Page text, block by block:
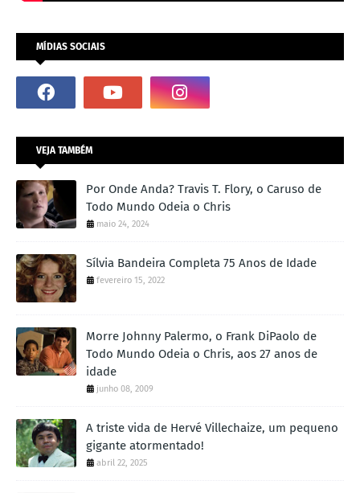
MÍDIAS SOCIAIS
VEJA TAMBÉM
Por Onde Anda? Travis T. Flory, o Caruso de
Todo Mundo Odeia o Chris
maio 24, 2024
Sílvia Bandeira Completa 75 Anos de Idade
fevereiro 15, 2022
Morre Johnny Palermo, o Frank DiPaolo de
Todo Mundo Odeia o Chris, aos 27 anos de
idade
junho 08, 2009
A triste vida de Hervé Villechaize, um pequeno
gigante atormentado!
abril 22, 2025